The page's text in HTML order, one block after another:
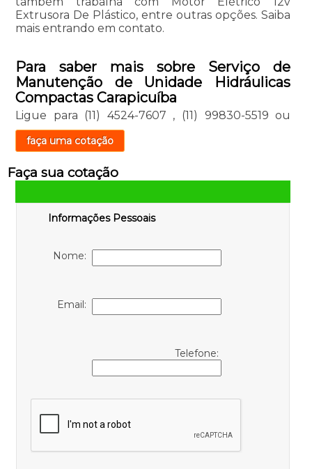
Extrusora De Plástico, entre outras opções. Saiba
mais entrando em contato.
Para saber mais sobre Serviço de
Manutenção de Unidade Hidráulicas
Compactas Carapicuíba
Ligue para (11) 4524-7607 , (11) 99830-5519 ou
faça uma cotação
Faça sua cotação
Informações Pessoais
Nome:
Email:
Telefone: